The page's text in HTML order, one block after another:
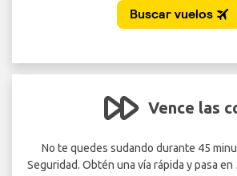
Vence las
No te quedes sudando durante 45
Seguridad. Obtén una vía rápida y pasa